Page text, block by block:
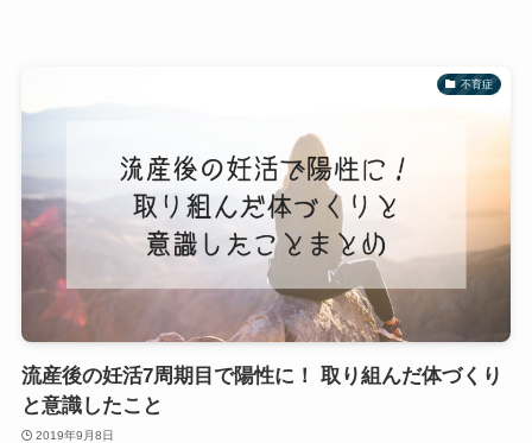
不育症
流産後の妊活7周期目で陽性に！ 取り組んだ体づくり
と意識したこと
2019年9月8日